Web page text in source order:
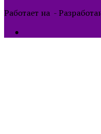
Работает на -